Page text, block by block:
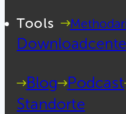
Tools
Blog Podcast
Standorte